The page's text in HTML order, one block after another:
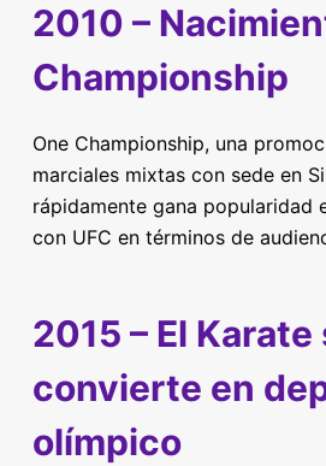
2010 –
Championship
One Championship, una
marciales mixtas con sede en
rápidamente gana popularidad
con UFC en términos de
2015 – El Karate
convierte en
olímpico